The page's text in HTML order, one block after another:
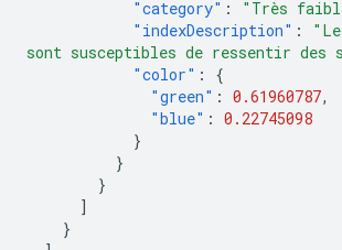
"category" : "Très
"indexDescription" :
sont susceptibles de ressentir des
"color" :
{
"green" : 0.61960787,
"blue" : 0.22745098
}
}
}
]
}